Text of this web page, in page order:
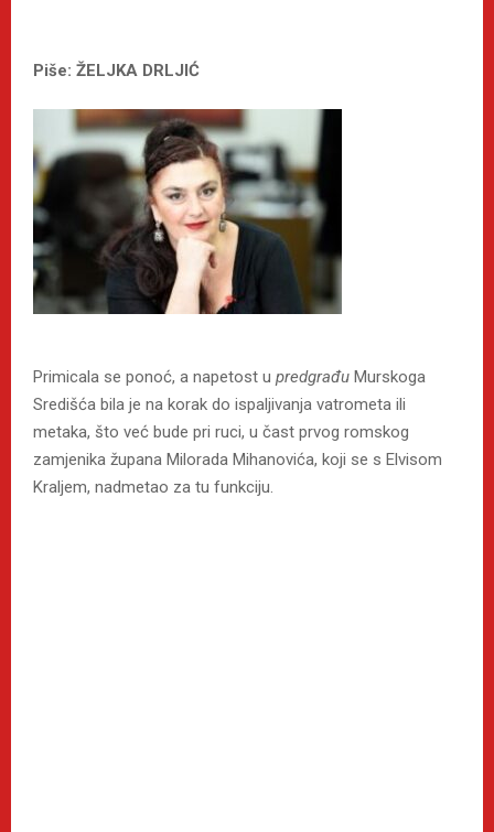
Piše: ŽELJKA DRLJIĆ
Primicala se ponoć, a napetost u predgrađu Murskoga
Središća bila je na korak do ispaljivanja vatrometa ili
metaka, što već bude pri ruci, u čast prvog romskog
zamjenika župana Milorada Mihanovića, koji se s Elvisom
Kraljem, nadmetao za tu funkciju.